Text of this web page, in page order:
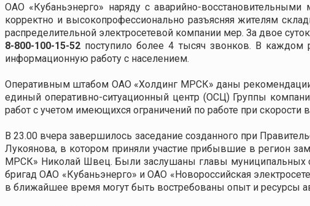
ОАО «Кубаньэнерго» наряду с аварийно-
корректно и высокопрофессионально разъясняя жителям
распределительной электросетевой компании мер. За двое
8-800-100-15-52 поступило более 4 тысяч звонков. В каждом
информационную работу с населением.
Оперативным штабом ОАО «Холдинг МРСК» даны
единый оперативно-ситуационный центр (ОСЦ) Группы
работ с учетом имеющихся ограничений по работе при
В 23.00 вчера завершилось заседание созданного при
Лукоянова, в котором приняли участие прибывшие в регион
МРСК» Николай Швец. Были заслушаны главы муниципальных
бригад ОАО «Кубаньэнерго» и ОАО «Новороссийская
в ближайшее время могут быть востребованы опыт и ресурсы